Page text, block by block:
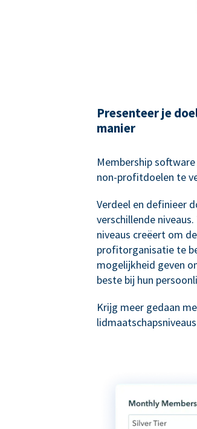
Presenteer je
manier
Membership
non-profitdoelen te
Verdeel en definieer
verschillende
niveaus creëert om
profitorganisatie te
mogelijkheid geven
beste bij hun
Krijg meer gedaan